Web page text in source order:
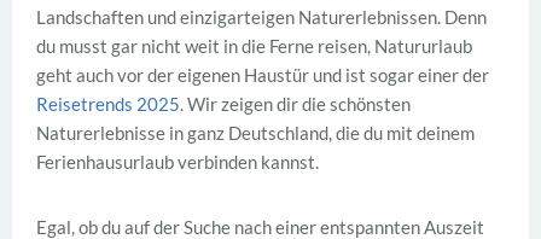
Landschaften und einzigarteigen Naturerlebnissen. Denn
du musst gar nicht weit in die Ferne reisen, Natururlaub
geht auch vor der eigenen Haustür und ist sogar einer der
Reisetrends 2025. Wir zeigen dir die schönsten
Naturerlebnisse in ganz Deutschland, die du mit deinem
Ferienhausurlaub verbinden kannst.
Egal, ob du auf der Suche nach einer entspannten Auszeit